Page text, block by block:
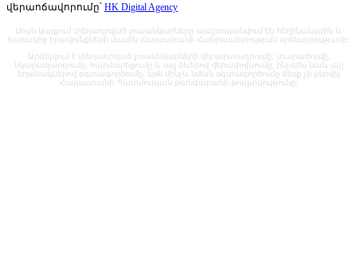
վերաոճավորումը՝ HK Digital Agency
Սույն կայքում տեղադրված լուսանկարները պաշտպանվում են հեղինակային և
հարակից իրավունքների մասին Հայաստանի Հանրապետության օրենսդրությամբ:
Արգելվում է տեղադրված լուսանկարների վերարտադրումը, տարածումը,
նկարազարդումը, հարմարեցումը և այլ ձևերով վերափոխումը, ինչպես նաև այլ
եղանակներով օգտագործումը, եթե մինչև նման օգտագործումը ձեռք չի բերվել
Հայաստանի Պատմության թանգարանի թույլտվությունը: